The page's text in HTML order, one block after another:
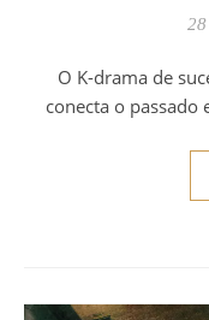
O K-drama de sucesso retorna com uma trama que
conecta o passado